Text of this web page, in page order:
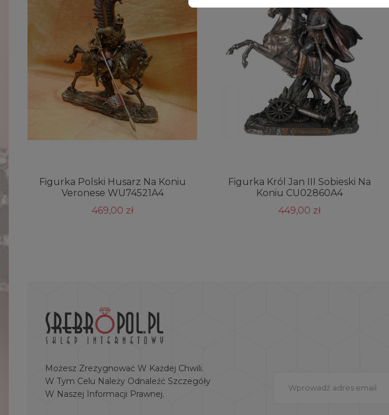
Figurka Polski Husarz Na Koniu
Veronese WU74521A4
469,00 zł
Figurka Król Jan III Sobieski Na
Koniu CU02860A4
449,00 zł
Możesz Zrezygnować W Każdej Chwili.
W Tym Celu Należy Odnaleźć Szczegóły
W Naszej Informacji Prawnej.